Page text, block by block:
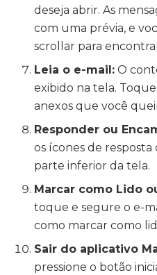
deseja abrir. As
com uma prévia, e
scrollar para
Leia o e-mail: O
exibido na tela.
anexos que você
Responder ou
os ícones de
parte inferior da tela.
Marcar como Lido
toque e segure o e-
como marcar como
Sair do aplicativo
pressione o botão